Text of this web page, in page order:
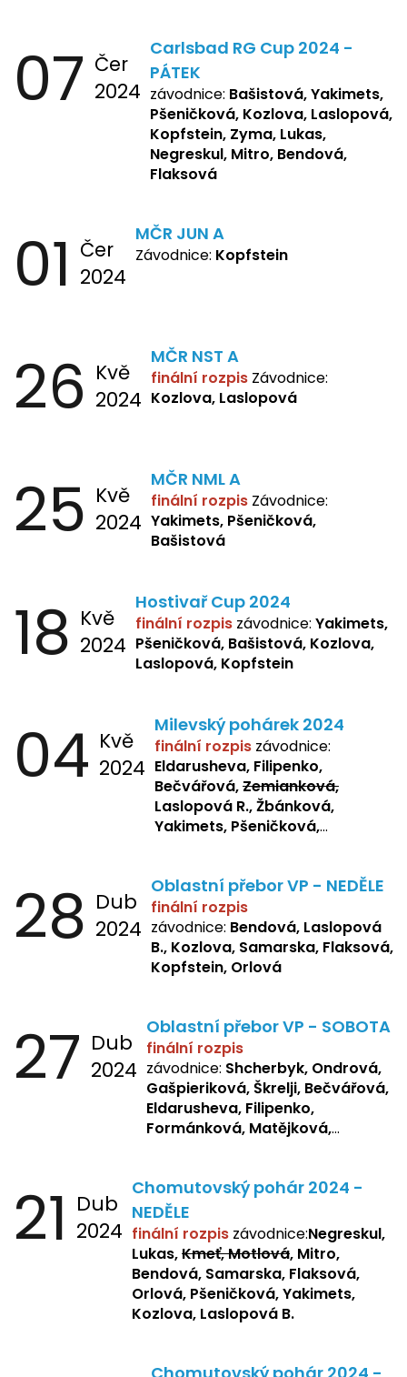
Žbánková, Bašistová Beáta,
Yakimets, Pšeničková Vanesa,
Kozlova Nelly, Laslopová B.,
Kopfstein, Lukas, Negreskul ,
Mitro, Bendová, Flaksová
07 Čer
2024
Carlsbad RG Cup 2024 -
PÁTEK
závodnice: Bašistová, Yakimets,
Pšeničková, Kozlova, Laslopová,
Kopfstein, Zyma, Lukas,
Negreskul, Mitro, Bendová,
Flaksová
01 Čer
2024
MČR JUN A
Závodnice: Kopfstein
26 Kvě
2024
MČR NST A
finální rozpis Závodnice:
Kozlova, Laslopová
25 Kvě
2024
MČR NML A
finální rozpis Závodnice:
Yakimets, Pšeničková,
Bašistová
18 Kvě
2024
Hostivař Cup 2024
finální rozpis závodnice: Yakimets,
Pšeničková, Bašistová, Kozlova,
Laslopová, Kopfstein
04 Kvě
2024
Milevský pohárek 2024
finální rozpis závodnice:
Eldarusheva, Filipenko,
Bečvářová,Zemianková,
Laslopová R., Žbánková,
Yakimets, Pšeničková,
28 Dub
2024
Oblastní přebor VP - NEDĚLE
finální rozpis
závodnice: Bendová, Laslopová
B., Kozlova, Samarska, Flaksová,
Kopfstein, Orlová
27 Dub
2024
Oblastní přebor VP - SOBOTA
finální rozpis
závodnice: Shcherbyk, Ondrová,
Gašpieriková, Škrelji, Bečvářová,
Eldarusheva, Filipenko,
Formánková, Matějková,
Sochorová, Repetska, Lukas,
Negreskul, Mitro
21 Dub
2024
Chomutovský pohár 2024 -
NEDĚLE
finální rozpis závodnice:Negreskul,
Lukas,Kmeť, Motlová, Mitro,
Bendová, Samarska, Flaksová,
Orlová, Pšeničková, Yakimets,
Kozlova, Laslopová B.